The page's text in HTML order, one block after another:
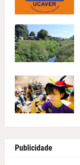
Publicidade